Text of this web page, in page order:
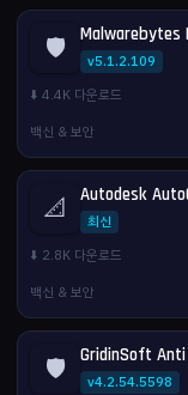
🛡️ Malwarebytes
v5.1.2.109
⬇️ 4.4K 다운로드
백신 & 보안
📐 Autodesk
최신
⬇️ 2.8K 다운로드
백신 & 보안
🛡️ GridinSoft
v4.2.54.5598